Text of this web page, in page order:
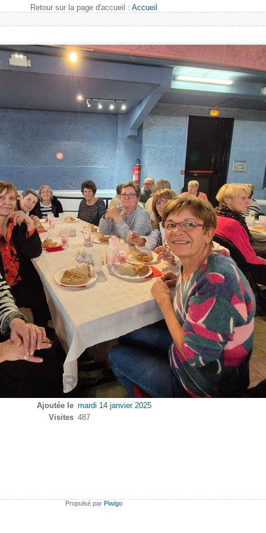
Retour sur la page d'accueil : Accueil
Ajoutée le mardi 14 janvier 2025
Visites 487
Propulsé par Piwigo